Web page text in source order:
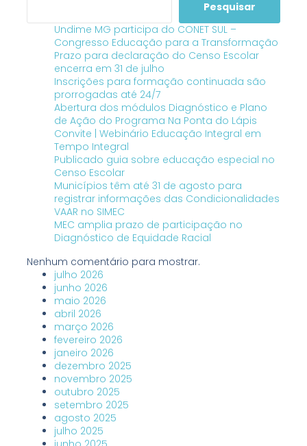
Pesquisar
Undime MG participa do CONET SUL –
Congresso Educação para a Transformação
Prazo para declaração do Censo Escolar
encerra em 31 de julho
Inscrições para formação continuada são
prorrogadas até 24/7
Abertura dos módulos Diagnóstico e Plano
de Ação do Programa Na Ponta do Lápis
Convite | Webinário Educação Integral em
Tempo Integral
Publicado guia sobre educação especial no
Censo Escolar
Municípios têm até 31 de agosto para
registrar informações das Condicionalidades
VAAR no SIMEC
MEC amplia prazo de participação no
Diagnóstico de Equidade Racial
Nenhum comentário para mostrar.
julho 2026
junho 2026
maio 2026
abril 2026
março 2026
fevereiro 2026
janeiro 2026
dezembro 2025
novembro 2025
outubro 2025
setembro 2025
agosto 2025
julho 2025